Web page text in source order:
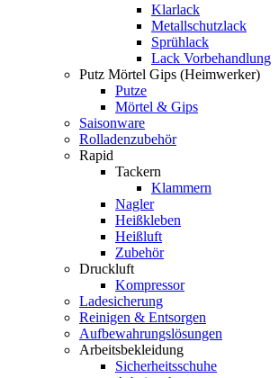
Klarlack
Metallschutzlack
Sprühlack
Lack Vorbehandlung
Putz Mörtel Gips (Heimwerker)
Putze
Mörtel & Gips
Saisonware
Rolladenzubehör
Rapid
Tackern
Klammern
Nagler
Heißkleben
Heißluft
Zubehör
Druckluft
Kompressor
Ladesicherung
Reinigen & Entsorgen
Aufbewahrungslösungen
Arbeitsbekleidung
Sicherheitsschuhe